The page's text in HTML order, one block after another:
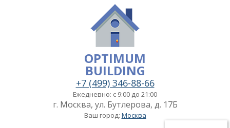
OPTIMUM
BUILDING
+7 (499) 346-88-66
Ежедневно: с 9:00 до 21:00
г. Москва, ул. Бутлерова, д. 17Б
Ваш город: Москва